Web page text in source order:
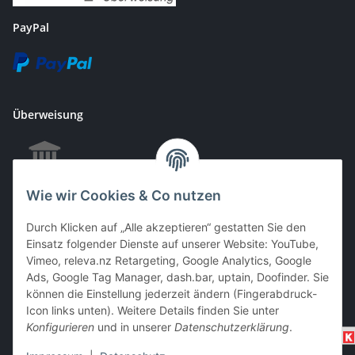
Wie wir Cookies & Co nutzen
Durch Klicken auf „Alle akzeptieren“ gestatten Sie den
Einsatz folgender Dienste auf unserer Website: YouTube,
Vimeo, releva.nz Retargeting, Google Analytics, Google
Ads, Google Tag Manager, dash.bar, uptain, Doofinder. Sie
können die Einstellung jederzeit ändern (Fingerabdruck-
Icon links unten). Weitere Details finden Sie unter
Konfigurieren und in unserer Datenschutzerklärung.
PayPal
Überweisung
EC & Kreditkartenzahlung bei Abholung
Barzahlung bei Abholung